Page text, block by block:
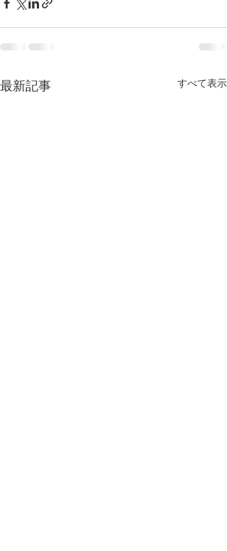
最新記事 すべて表示